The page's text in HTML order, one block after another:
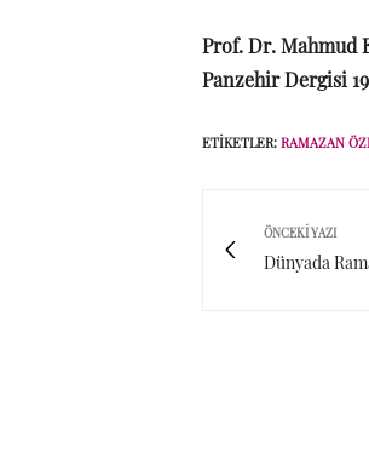
Prof. Dr. Mahmud
Panzehir Dergisi
ETIKETLER: RAMAZAN
ÖNCEKI YAZI
Dünyada